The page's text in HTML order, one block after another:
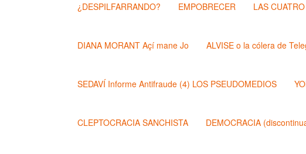
¿DESPILFARRANDO? EMPOBRECER LAS
DIANA MORANT Açí mane Jo ALVISE o la cólera de
SEDAVÍ Informe Antifraude (4) LOS PSEUDOMEDIOS
CLEPTOCRACIA SANCHISTA DEMOCRACIA